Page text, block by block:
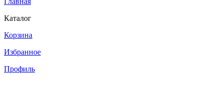
Каталог
Корзина
Избранное
Профиль